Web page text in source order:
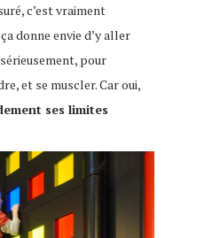
c’est vraiment
donne envie d’y aller
pour
et se muscler. Car oui,
ses limites